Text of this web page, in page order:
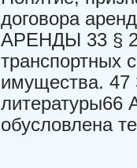
договора
АРЕНДЫ 33 §
транспортных
имущества. 47
литературы66
обусловлена те